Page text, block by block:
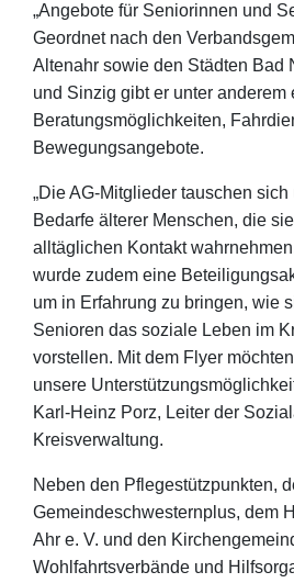
„Angebote für Seniorinnen und
Geordnet nach den
Altenahr sowie den Städten Bad
und Sinzig gibt er unter
Beratungsmöglichkeiten,
Bewegungsangebote.
„Die AG-Mitglieder tauschen
Bedarfe älterer Menschen, die
alltäglichen Kontakt
wurde zudem eine
um in Erfahrung zu bringen, wie
Senioren das soziale Leben im
vorstellen. Mit dem Flyer
unsere
Karl-Heinz Porz, Leiter der
Kreisverwaltung.
Neben den Pflegestützpunkten,
Gemeindeschwesternplus, dem
Ahr e. V. und den
Wohlfahrtsverbände und